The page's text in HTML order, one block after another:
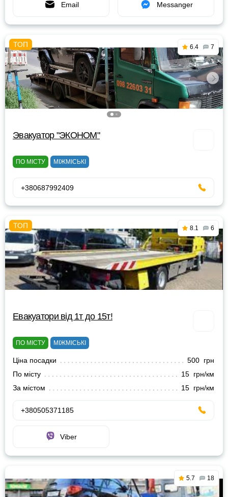
Email Messanger
6.4 7
Эвакуатор "ЭКОНОМ"
ПО МІСТУ МІЖМІСЬКІ
+380687992409
8.1 6
Евакуатори від 1т до 15т!
ПО МІСТУ МІЖМІСЬКІ
Ціна посадки
500 грн
По місту
15 грн/км
За містом
15 грн/км
+380505371185
Viber
5.7 18